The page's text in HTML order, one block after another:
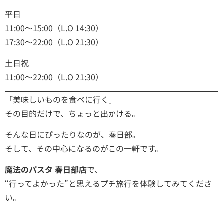
平日
11:00～15:00（L.O 14:30）
17:30～22:00（L.O 21:30）
土日祝
11:00～22:00（L.O 21:30）
「美味しいものを食べに行く」
その目的だけで、ちょっと出かける。
そんな日にぴったりなのが、春日部。
そして、その中心になるのがこの一軒です。
魔法のパスタ 春日部店で、
“行ってよかった”と思えるプチ旅行を体験してみてくださ
い。